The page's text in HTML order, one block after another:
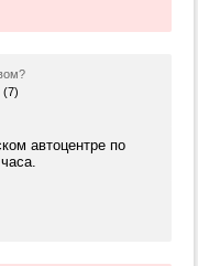
(7)
автоцентре по